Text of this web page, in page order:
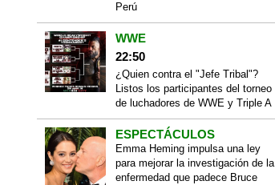
Perú
WWE
22:50
¿Quien contra el "Jefe Tribal"?
Listos los participantes del torneo
de luchadores de WWE y Triple A
ESPECTÁCULOS
Emma Heming impulsa una ley
para mejorar la investigación de la
enfermedad que padece Bruce